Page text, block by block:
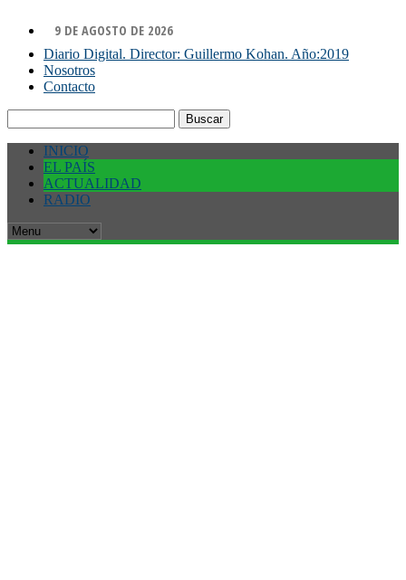
9 DE AGOSTO DE 2026
Diario Digital. Director: Guillermo Kohan. Año:2019
Nosotros
Contacto
INICIO
EL PAÍS
ACTUALIDAD
RADIO